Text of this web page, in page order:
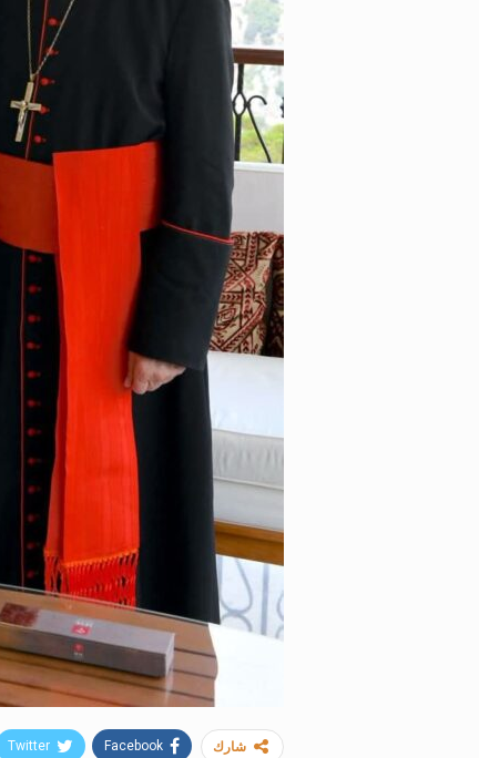
شارك Facebook
Twitter